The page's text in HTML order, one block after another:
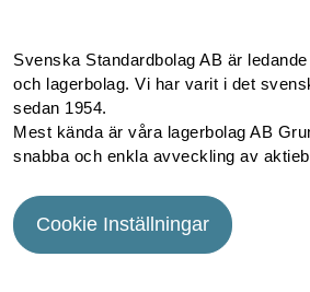
Svenska Standardbolag AB är
och lagerbolag. Vi har varit i det
sedan 1954.
Mest kända är våra lagerbolag AB
snabba och enkla avveckling av
Cookie Inställningar